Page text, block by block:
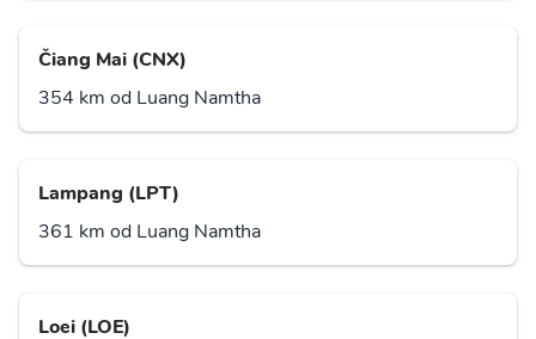
Čiang Mai (CNX)
354 km od Luang Namtha
Lampang (LPT)
361 km od Luang Namtha
Loei (LOE)